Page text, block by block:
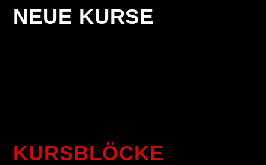
NEUE KURSE
KURSBLÖCKE